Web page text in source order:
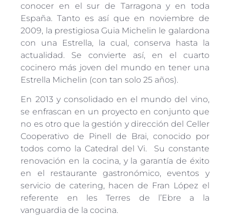
conocer en el sur de Tarragona y en toda
España. Tanto es así que en noviembre de
2009, la prestigiosa Guia Michelin le galardona
con una Estrella, la cual, conserva hasta la
actualidad. Se convierte así, en el cuarto
cocinero más joven del mundo en tener una
Estrella Michelin (con tan solo 25 años).
En 2013 y consolidado en el mundo del vino,
se enfrascan en un proyecto en conjunto que
no es otro que la gestión y dirección del Celler
Cooperativo de Pinell de Brai, conocido por
todos como la Catedral del Vi. Su constante
renovación en la cocina, y la garantía de éxito
en el restaurante gastronómico, eventos y
servicio de catering, hacen de Fran López el
referente en les Terres de l’Ebre a la
vanguardia de la cocina.